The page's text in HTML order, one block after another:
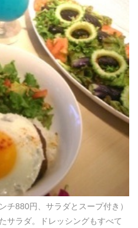
チ880円、サラダとスープ付き）
サラダ。ドレッシングもすべて